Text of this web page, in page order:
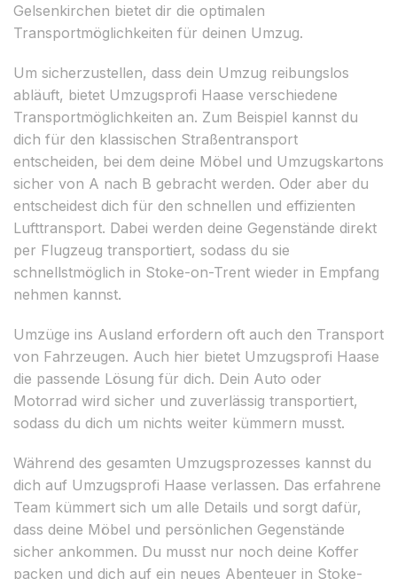
Gelsenkirchen bietet dir die optimalen
Transportmöglichkeiten für deinen Umzug.
Um sicherzustellen, dass dein Umzug reibungslos
abläuft, bietet Umzugsprofi Haase verschiedene
Transportmöglichkeiten an. Zum Beispiel kannst du
dich für den klassischen Straßentransport
entscheiden, bei dem deine Möbel und Umzugskartons
sicher von A nach B gebracht werden. Oder aber du
entscheidest dich für den schnellen und effizienten
Lufttransport. Dabei werden deine Gegenstände direkt
per Flugzeug transportiert, sodass du sie
schnellstmöglich in Stoke-on-Trent wieder in Empfang
nehmen kannst.
Umzüge ins Ausland erfordern oft auch den Transport
von Fahrzeugen. Auch hier bietet Umzugsprofi Haase
die passende Lösung für dich. Dein Auto oder
Motorrad wird sicher und zuverlässig transportiert,
sodass du dich um nichts weiter kümmern musst.
Während des gesamten Umzugsprozesses kannst du
dich auf Umzugsprofi Haase verlassen. Das erfahrene
Team kümmert sich um alle Details und sorgt dafür,
dass deine Möbel und persönlichen Gegenstände
sicher ankommen. Du musst nur noch deine Koffer
packen und dich auf ein neues Abenteuer in Stoke-